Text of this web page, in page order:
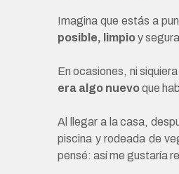
Imagina que estás a
posible, limpioy
En ocasiones, ni
era algo nuevoque
Al llegar a la casa,
piscina y rodeada de
pensé: así me gustaría